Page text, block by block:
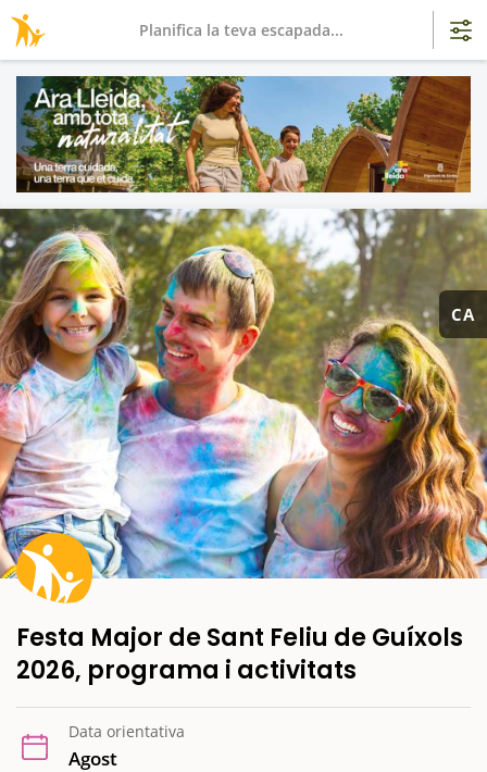
CA
Festa Major de Sant Feliu de Guíxols
2026, programa i activitats
Data orientativa
Agost
Planifica la teva escapada...